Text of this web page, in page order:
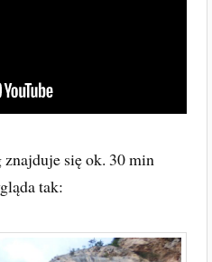
się ok. 30 min
tak: